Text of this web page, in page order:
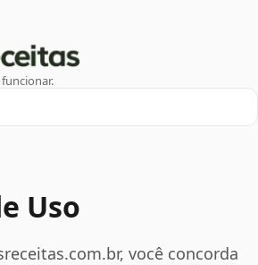
Uso
você concorda